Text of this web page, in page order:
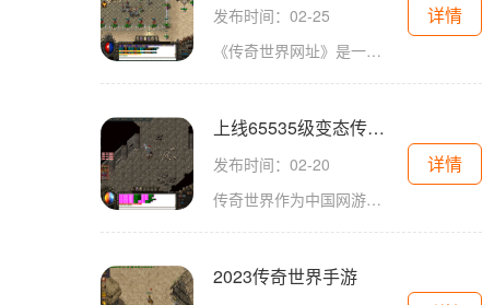
发布时间：02-25
《传奇世界网址》是一款经典的多人在线角色扮演游戏，具有极高的人气和游戏品质。游戏玩家可以选择不同的职业，加入到一个充满神秘和冒险的游戏世界中。在《传奇世界网址》中
详情
上线65535级变态传奇世界
发布时间：02-20
传奇世界作为中国网游界的一个里程碑式存在，在经典与革新中一直引领着行业的发展。而今，一款引人注目的游戏——《上线65535级变态传奇世界》正式上线，向广大玩家展示了一个全
详情
2023传奇世界手游